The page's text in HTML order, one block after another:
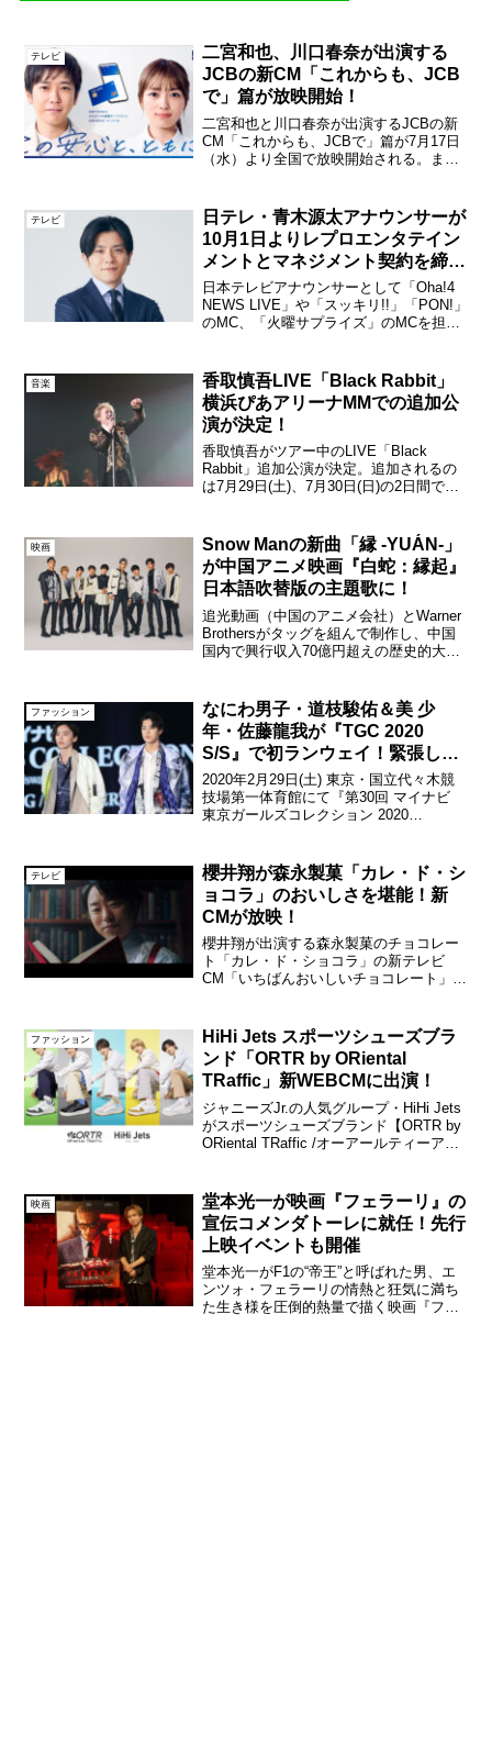
テレビ
二宮和也、川口春奈が出演する
JCBの新CM「これからも、JCB
で」篇が放映開始！
二宮和也と川口春奈が出演するJCBの新
CM「これからも、JCBで」篇が7月17日
（水）より全国で放映開始される。ま
CM「これからも、JCBで」篇 キービジ
ュアル...
テレビ
日テレ・青木源太アナウンサーが
10月1日よりレプロエンタテイン
メントとマネジメント契約を締
結！
日本テレビアナウンサーとして「Oha!4
NEWS LIVE」や「スッキリ!!」「PON!」
のMC、「火曜サプライズ」のMCを担当
10月1日より大手芸能事務所レプ...
音楽
香取慎吾LIVE「Black Rabbit」
横浜ぴあアリーナMMでの追加公
演が決定！
香取慎吾がツアー中のLIVE「Black
Rabbit」追加公演が決定。追加されるの
は7月29日(土)、7月30日(日)の2日間で、
LIVE「Black Rabbit」東京...
映画
Snow Manの新曲「縁 -YUÁN-」
が中国アニメ映画『白蛇：縁起』
日本語吹替版の主題歌に！
追光動画（中国のアニメ会社）とWarner
Brothersがタッグを組んで制作し、中国
国内で興行収入70億円超えの歴史的大ヒ
て生まれ変わった日本語吹替版のキービ
ジュアル...
ファッション
なにわ男子・道枝駿佑＆美 少
年・佐藤龍我が『TGC 2020
S/S』で初ランウェイ！緊張しな
がらも爽快に歩いた
2020年2月29日(土) 東京・国立代々木競
技場第一体育館にて『第30回 マイナビ
東京ガールズコレクション 2020
道枝駿佑、ジャニーズJr.・美 ...
テレビ
櫻井翔が森永製菓「カレ・ド・シ
ョコラ」のおいしさを堪能！新
CMが放映！
櫻井翔が出演する森永製菓のチョコレー
ト「カレ・ド・ショコラ」の新テレビ
CM「いちばんおいしいチョコレート」篇
新CM発売20周年を迎えた味わい・香り・
口どけにこだわ...
ファッション
HiHi Jets スポーツシューズブラ
ンド「ORTR by ORiental
TRaffic」新WEBCMに出演！
ジャニーズJr.の人気グループ・HiHi Jets
がスポーツシューズブランド【ORTR by
ORiental TRaffic /オーアールティーアー
（月）より公開...
映画
堂本光一が映画『フェラーリ』の
宣伝コメンダトーレに就任！先行
上映イベントも開催
堂本光一がF1の“帝王”と呼ばれた男、エ
ンツォ・フェラーリの情熱と狂気に満ち
た生き様を圧倒的熱量で描く映画『フェ